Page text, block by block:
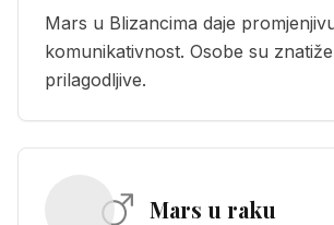
Mars u Blizancima daje
komunikativnost. Osobe su
prilagodljive.
Mars u raku